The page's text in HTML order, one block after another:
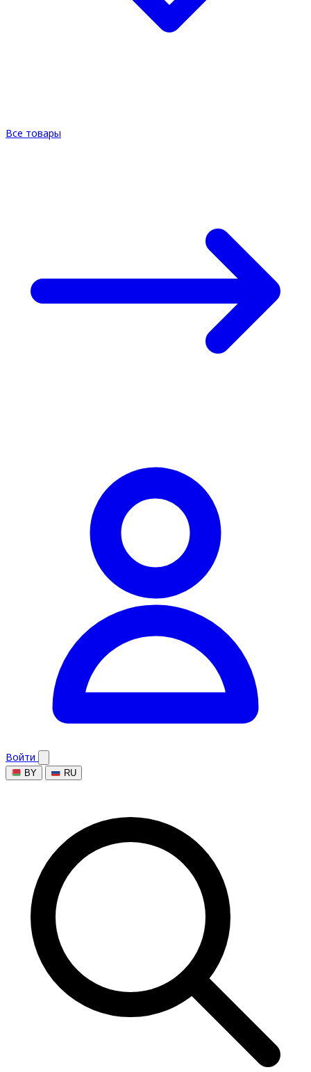
Все товары
Войти
BY RU